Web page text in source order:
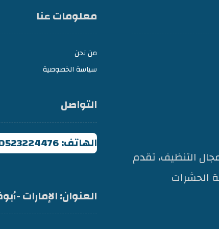
التنظيف، تقدم
الحشرات
معلومات عنا
من نحن
سياسة الخصوصية
التواصل
الهاتف: 0523224476
العنوان: الإمارات -